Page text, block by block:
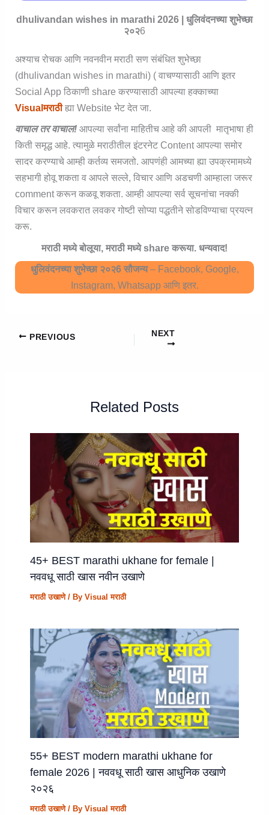
dhulivandan wishes in marathi 2026 | धुलिवंदनच्या शुभेच्छा
२०२6
अश्याच रोचक आणि नवनवीन मराठी सण संबंधित शुभेच्छा
(dhulivandan wishes in marathi) ( वाचण्यासाठी आणि इतर
Social App ठिकाणी share करण्यासाठी आपल्या हक्काच्या
Visualमराठी ह्या Website भेट देत जा.
वाचाल तर वाचाल! आपल्या सर्वांना माहितीच आहे की आपली मातृभाषा ही
किती समृद्ध आहे. त्यामुळे मराठीतील इंटरनेट Content आपल्या समोर
सादर करण्याचे आम्ही कर्तव्य समजतो. आपणंही आमच्या ह्या उपक्रमामध्ये
सहभागी होवू शकता व आपले सल्ले, विचार आणि अडचणी आम्हाला जरूर
comment करून कळवू शकता. आम्ही आपल्या सर्व सूचनांचा नक्की
विचार करून लवकरात लवकर गोष्टी सोप्या पद्धतीने सोडविण्याचा प्रयत्न
करू.
मराठी मध्ये बोलूया, मराठी मध्ये share करूया. धन्यवाद!
धुलिवंदनच्या शुभेच्छा २०२6 सौजन्य– Facebook, Google,
Instagram, Whatsapp आणि इतर.
PREVIOUS NEXT
Related Posts
45+ BEST marathi ukhane for female |
नववधू साठी खास नवीन उखाणे
मराठी उखाणे/ By Visual मराठी
55+ BEST modern marathi ukhane for
female 2026 | नववधू साठी खास आधुनिक उखाणे
२०२६
मराठी उखाणे/ By Visual मराठी